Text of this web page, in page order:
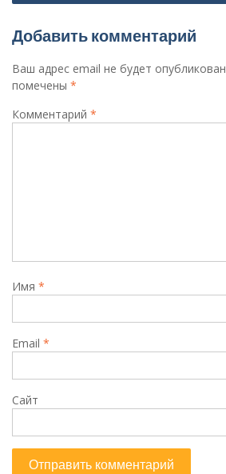
Добавить комментарий
Ваш адрес email не будет
помечены *
Комментарий *
Имя *
Email *
Сайт